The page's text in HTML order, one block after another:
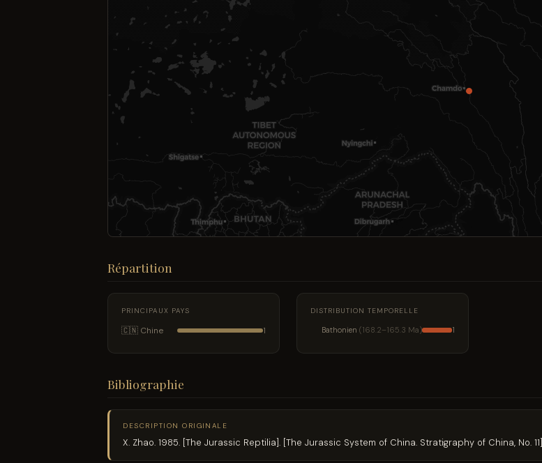
Répartition
PRINCIPAUX PAYS
🇨🇳 Chine 1
DISTRIBUTION TEMPORELLE
Bathonien (168.2–165.3 Ma) 1
Bibliographie
DESCRIPTION ORIGINALE
X. Zhao. 1985. [The Jurassic Reptilia]. [The Jurassic System of China. Stratigraphy of China, No. 11]